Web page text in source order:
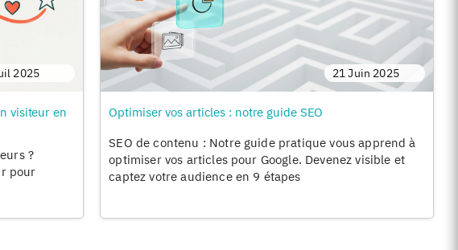
2025
visiteur en
?
pour
21 Juin 2025
Optimiser vos articles : notre guide SEO
SEO de contenu : Notre guide pratique vous apprend à
optimiser vos articles pour Google. Devenez visible et
captez votre audience en 9 étapes